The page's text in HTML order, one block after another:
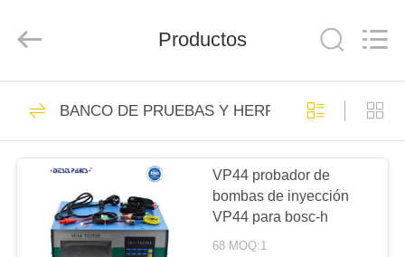
HOGAR
PRODUCTOS
SOBRE
NOSOTROS
Rights
by
Carril común
317
Productos
BANCO DE PRUEBAS Y HERRAMIENTAS
VP44 probador de
bombas de inyección
VP44 para bosc-h
68 MOQ:1